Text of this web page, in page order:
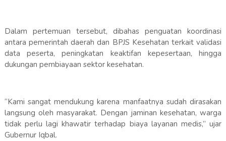
Dalam pertemuan tersebut, dibahas penguatan koordinasi
antara pemerintah daerah dan BPJS Kesehatan terkait validasi
data peserta, peningkatan keaktifan kepesertaan, hingga
dukungan pembiayaan sektor kesehatan.
“Kami sangat mendukung karena manfaatnya sudah dirasakan
langsung oleh masyarakat. Dengan jaminan kesehatan, warga
tidak perlu lagi khawatir terhadap biaya layanan medis,” ujar
Gubernur Iqbal.